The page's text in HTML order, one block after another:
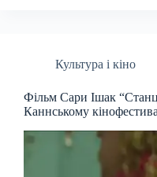
Культура і кіно
Фільм Сари Ішак
Каннському